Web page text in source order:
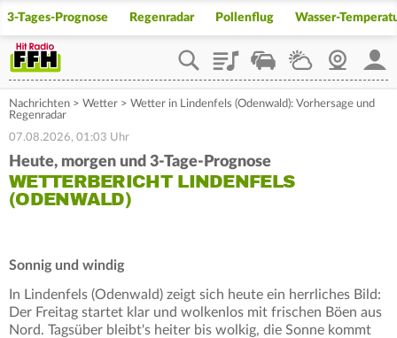
3-Tages-Prognose Regenradar Pollenflug Wasser-
PlaylistStaupilotWetterWebcam
Nachrichten > Wetter > Wetter in Lindenfels (Odenwald): Vorhersage und
Regenradar
07.08.2026, 01:03 Uhr
Heute, morgen und 3-Tage-Prognose
WETTERBERICHT LINDENFELS
(ODENWALD)
Sonnig und windig
In Lindenfels (Odenwald) zeigt sich heute ein herrliches Bild:
Der Freitag startet klar und wolkenlos mit frischen Böen aus
Nord. Tagsüber bleibt's heiter bis wolkig, die Sonne kommt